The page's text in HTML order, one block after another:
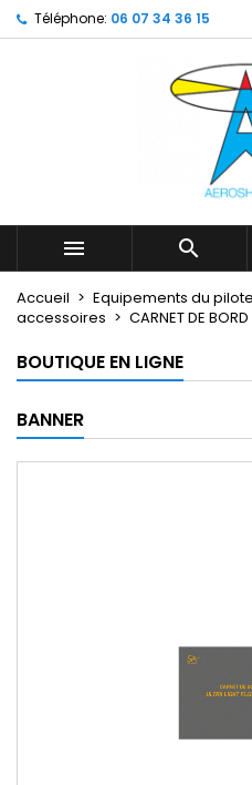
Téléphone: 06 07 34 36 15
 
Accueil Equipements du pilote
accessoires
CARNET DE
BOUTIQUE EN LIGNE
BANNER
My wishlists
Create new list
Créer une liste
Nom de la liste d'envies
Connexion
Vous devez être